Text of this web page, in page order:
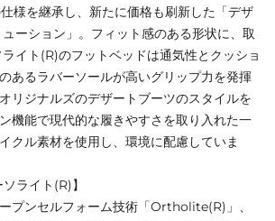
様を継承し、新たに価格も刷新した「デザ
ーション」。フィット感のある形状に、取
イト(R)のフットベッドは通気性とクッショ
あるラバーソールが高いグリップ力を発揮
リジナルズのデザートブーツのスタイルを
機能で現代的な履きやすさを取り入れた一
クル素材を使用し、環境に配慮していま
ライト(R)】
プンセルフォーム技術「Ortholite(R)」、